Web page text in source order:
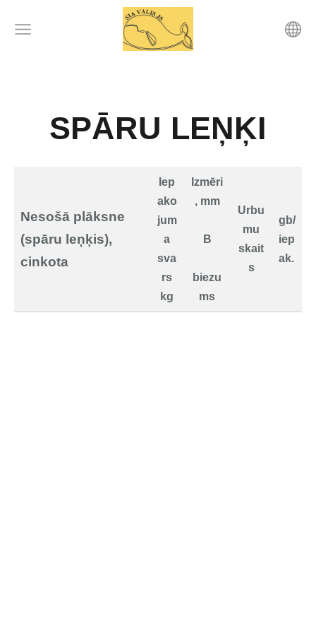
SPĀRU LEŅĶI
Nesošā plāksne
(spāru leņķis),
cinkota
Iep
ako
jum
a
sva
rs
kg
Izmēri
, mm
B
biezu
ms
Urbu
mu
skait
s
gb/
iep
ak.